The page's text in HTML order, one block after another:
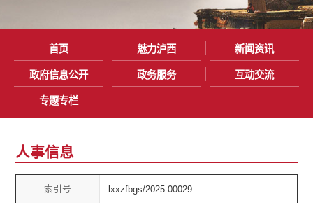
首页 魅力泸西 新闻资讯
政府信息公开 政务服务 互动交流
专题专栏
人事信息
索引号 lxxzfbgs/2025-00029